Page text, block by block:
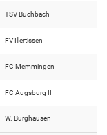
TSV Buchbach
FV Illertissen
FC Memmingen
FC Augsburg II
W. Burghausen